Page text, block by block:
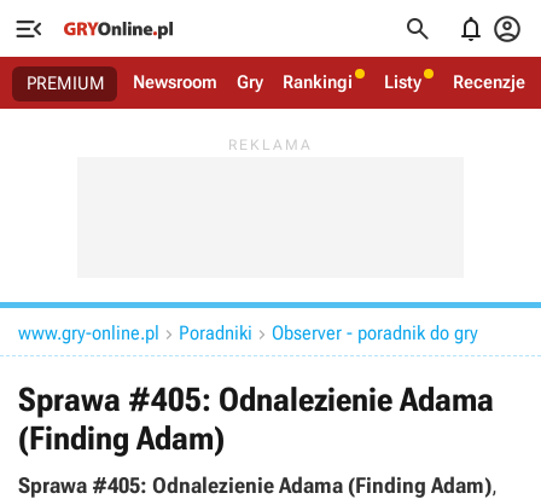
   
PREMIUM Newsroom Gry Rankingi Listy Recenzje
www.gry-online.pl  Poradniki  Observer - poradnik do gry
Sprawa #405: Odnalezienie Adama
(Finding Adam)
Sprawa #405: Odnalezienie Adama (Finding Adam),